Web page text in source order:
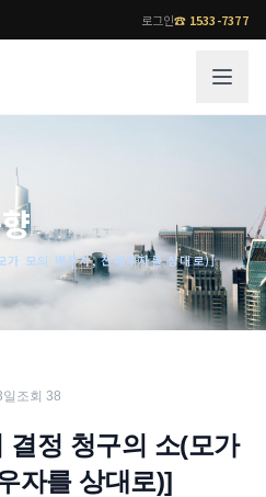
로그인☎ 1533-7377
기업 인사이트
사례분석/최신동향
법률지식인
각 전문 변호사
모의 배우자, 전배우자를 상대로)]
조회 38
결정 청구의 소(모가
자를 상대로)]